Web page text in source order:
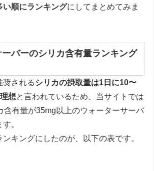
い順にランキングにしてまとめてみま
バーのシリカ含有量ランキング
奨されるシリカの摂取量は1日に10〜
想と言われているため、当サイトでは
含有量が35mg以上のウォーターサーバ
。
キングにしたのが、以下の表です。